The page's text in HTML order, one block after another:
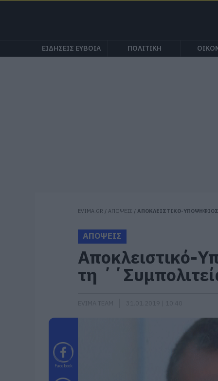
ΕΙΔΗΣΕΙΣ ΕΥΒΟΙΑ ΠΟΛΙΤΙΚΗ
EVIMA.GR / ΑΠΟΨΕΙΣ / ΑΠΟΚΛΕΙΣΤΙΚΟ-
ΑΠΟΨΕΙΣ
Αποκλειστικό-
τη
Facebook